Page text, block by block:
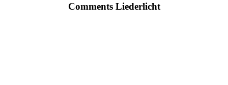
Comments Liederlicht